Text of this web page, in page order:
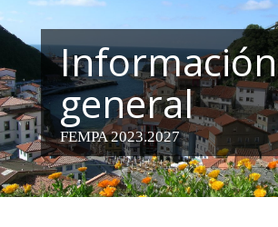
Información
general
FEMPA 2023.2027